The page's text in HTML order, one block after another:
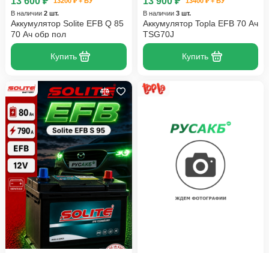
В наличии 2 шт.
Аккумулятор Solite EFB Q 85
70 Ач обр пол
Купить
В наличии 3 шт.
Аккумулятор Topla EFB 70 Ач
TSG70J
Купить